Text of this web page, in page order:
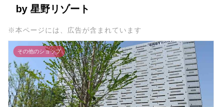
by 星野リゾート
※本ページには、広告が含まれています
その他のショップ